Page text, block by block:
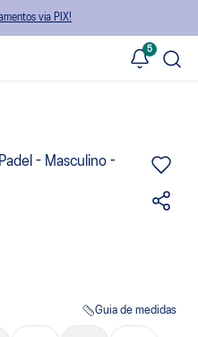
via PIX!
5
- Masculino -
Guia de medidas